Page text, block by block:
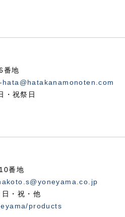
番地
hata@hatakanamonoten.com
・祝祭日
番地
・祝・他
products